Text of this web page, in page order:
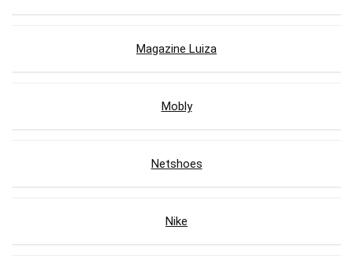
Magazine Luiza
Mobly
Netshoes
Nike